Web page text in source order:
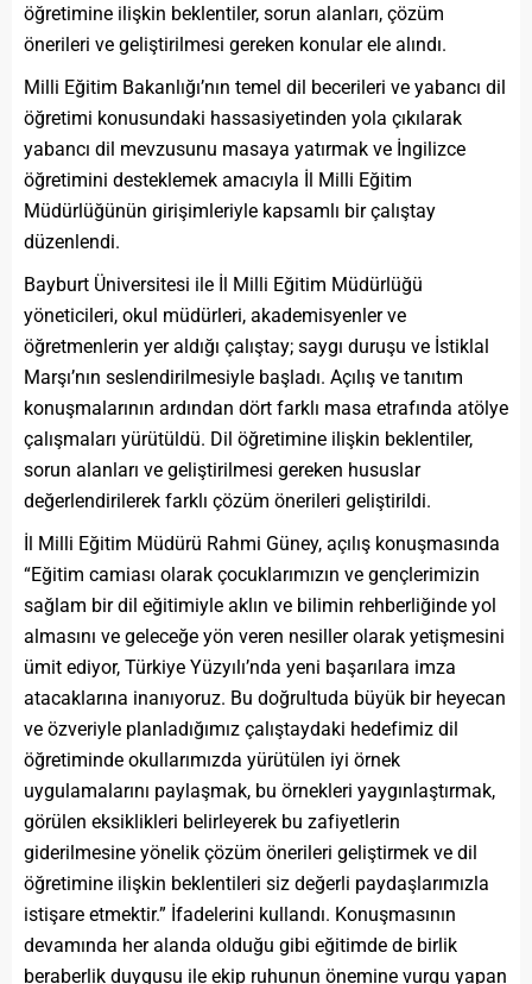
öğretimine ilişkin beklentiler, sorun alanları, çözüm
önerileri ve geliştirilmesi gereken konular ele alındı.
Milli Eğitim Bakanlığı’nın temel dil becerileri ve yabancı dil
öğretimi konusundaki hassasiyetinden yola çıkılarak
yabancı dil mevzusunu masaya yatırmak ve İngilizce
öğretimini desteklemek amacıyla İl Milli Eğitim
Müdürlüğünün girişimleriyle kapsamlı bir çalıştay
düzenlendi.
Bayburt Üniversitesi ile İl Milli Eğitim Müdürlüğü
yöneticileri, okul müdürleri, akademisyenler ve
öğretmenlerin yer aldığı çalıştay; saygı duruşu ve İstiklal
Marşı’nın seslendirilmesiyle başladı. Açılış ve tanıtım
konuşmalarının ardından dört farklı masa etrafında atölye
çalışmaları yürütüldü. Dil öğretimine ilişkin beklentiler,
sorun alanları ve geliştirilmesi gereken hususlar
değerlendirilerek farklı çözüm önerileri geliştirildi.
İl Milli Eğitim Müdürü Rahmi Güney, açılış konuşmasında
“Eğitim camiası olarak çocuklarımızın ve gençlerimizin
sağlam bir dil eğitimiyle aklın ve bilimin rehberliğinde yol
almasını ve geleceğe yön veren nesiller olarak yetişmesini
ümit ediyor, Türkiye Yüzyılı’nda yeni başarılara imza
atacaklarına inanıyoruz. Bu doğrultuda büyük bir heyecan
ve özveriyle planladığımız çalıştaydaki hedefimiz dil
öğretiminde okullarımızda yürütülen iyi örnek
uygulamalarını paylaşmak, bu örnekleri yaygınlaştırmak,
görülen eksiklikleri belirleyerek bu zafiyetlerin
giderilmesine yönelik çözüm önerileri geliştirmek ve dil
öğretimine ilişkin beklentileri siz değerli paydaşlarımızla
istişare etmektir.” İfadelerini kullandı. Konuşmasının
devamında her alanda olduğu gibi eğitimde de birlik
beraberlik duygusu ile ekip ruhunun önemine vurgu yapan